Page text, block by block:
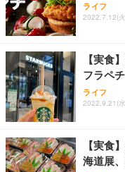
ライフ
2022.7.12(
【実食
フラペ
ライフ
2022.9.21(
【実食
海道展